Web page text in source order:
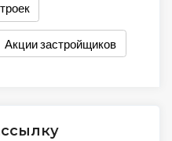
Акции застройщиков